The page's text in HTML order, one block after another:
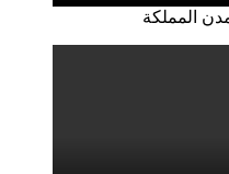
المملكة